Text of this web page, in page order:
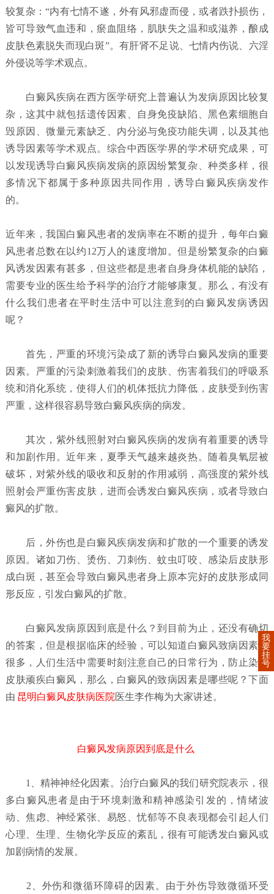
较复杂：“内有七情不遂，外有风邪虚而侵，或者跌扑损伤，
皆可导致气血违和，瘀血阻络，肌肤失之温和或滋养，酿成
皮肤色素脱失而现白斑”。有肝肾不足说、七情内伤说、六淫
外侵说等学术观点。
白癜风疾病在西方医学研究上普遍认为发病原因比较复
杂，这其中就包括遗传因素、自身免疫缺陷、黑色素细胞自
毁原因、微量元素缺乏、内分泌与免疫功能失调，以及其他
诱导因素等学术观点。综合中西医学界的学术研究成果，可
以发现诱导白癜风疾病发病的原因纷繁复杂、种类多样，很
多情况下都属于多种原因共同作用，诱导白癜风疾病发作
的。
近年来，我国白癜风患者的发病率在不断的提升，每年白癜
风患者总数在以约12万人的速度增加。但是纷繁复杂的白癜
风诱发因素有甚多，但这些都是患者自身身体机能的缺陷，
需要专业的医生给予科学的治疗才能够康复。那么，有没有
什么我们患者在平时生活中可以注意到的白癜风发病诱因
呢？
首先，严重的环境污染成了新的诱导白癜风发病的重要
因素。 严重的污染刺激着我们的皮肤、伤害着我们的呼吸系
统和消化系统，使得人们的机体抵抗力降低，皮肤受到伤害
严重，这样很容易导致白癜风疾病的病发。
其次，紫外线照射对白癜风疾病的发病有着重要的诱导
和加剧作用。近年来，夏季天气越来越炎热。随着臭氧层被
破坏，对紫外线的吸收和反射的作用减弱，高强度的紫外线
照射会严重伤害皮肤，进而会诱发白癜风疾病，或者导致白
癜风的扩散。
后，外伤也是白癜风疾病发病和扩散的一个重要的诱发
原因。 诸如刀伤、烫伤、刀刺伤、蚊虫叮咬、感染后皮肤形
成白斑，甚至会导致白癜风患者身上原本完好的皮肤形成同
形反应，引发白癜风的扩散。
白癜风发病原因到底是什么？到目前为止，还没有确切
的答案，但是根据临床的经验，可以知道白癜风致病因素有
很多，人们生活中需要时刻注意自己的日常行为，防止染上
皮肤顽疾白癜风，那么，白癜风的致病因素是哪些呢？下面
由 昆明白癜风皮肤病医院医生李作梅为大家讲述。
白癜风发病原因到底是什么
1、精神神经化因素。治疗白癜风的我们研究院表示，很
多白癜风患者是由于环境刺激和精神感染引发的，情绪波
动、焦虑、神经紧张、易怒、忧郁等不良表现都会引起人们
心理、生理、生物化学反应的紊乱，很有可能诱发白癜风或
加剧病情的发展。
2、外伤和微循环障碍的因素。由于外伤导致微循环受
我
要
挂
号